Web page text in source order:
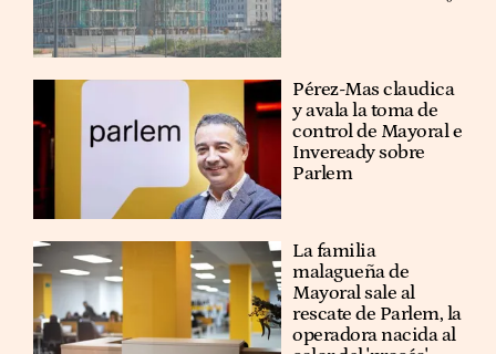
Pérez-Mas claudica
y avala la toma de
control de Mayoral e
Inveready sobre
Parlem
La familia
malagueña de
Mayoral sale al
rescate de Parlem, la
operadora nacida al